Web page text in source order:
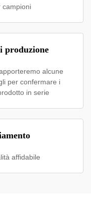
campioni
produzione
alcune
per confermare i
in serie
affidabile